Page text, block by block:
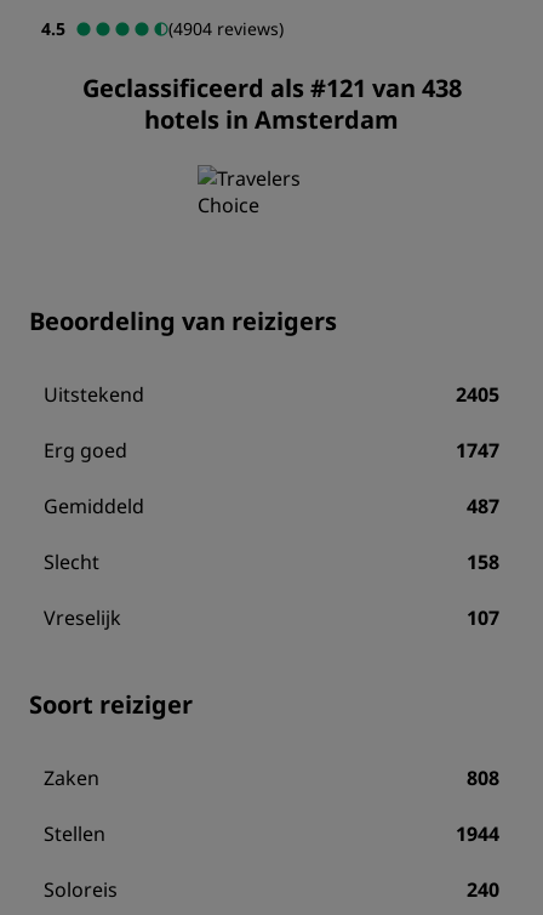
4.5 (4904 reviews)
Geclassificeerd als #121 van 438
hotels in Amsterdam
Beoordeling van reizigers
Uitstekend 2405
Erg goed 1747
Gemiddeld 487
Slecht 158
Vreselijk 107
Soort reiziger
Zaken 808
Stellen 1944
Soloreis 240